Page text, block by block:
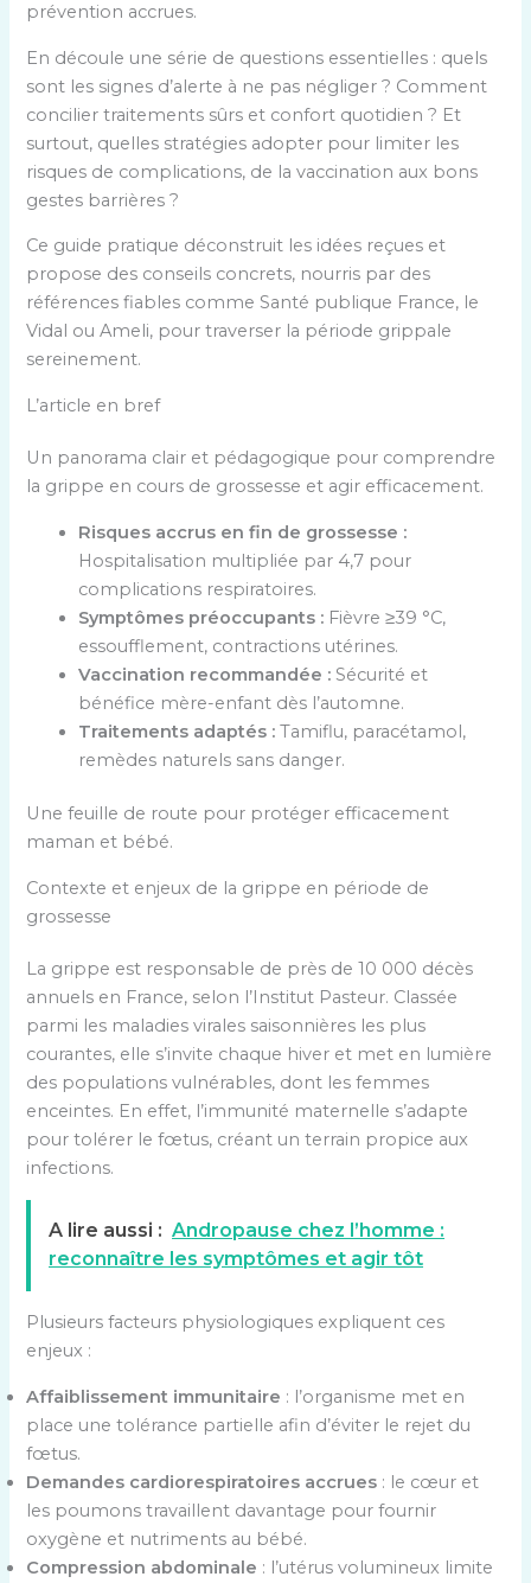
prévention accrues.
En découle une série de questions essentielles : quels
sont les signes d’alerte à ne pas négliger ? Comment
concilier traitements sûrs et confort quotidien ? Et
surtout, quelles stratégies adopter pour limiter les
risques de complications, de la vaccination aux bons
gestes barrières ?
Ce guide pratique déconstruit les idées reçues et
propose des conseils concrets, nourris par des
références fiables comme Santé publique France, le
Vidal ou Ameli, pour traverser la période grippale
sereinement.
L’article en bref
Un panorama clair et pédagogique pour comprendre
la grippe en cours de grossesse et agir efficacement.
Risques accrus en fin de grossesse :
Hospitalisation multipliée par 4,7 pour
complications respiratoires.
Symptômes préoccupants : Fièvre ≥39 °C,
essoufflement, contractions utérines.
Vaccination recommandée : Sécurité et
bénéfice mère-enfant dès l’automne.
Traitements adaptés : Tamiflu, paracétamol,
remèdes naturels sans danger.
Une feuille de route pour protéger efficacement
maman et bébé.
Contexte et enjeux de la grippe en période de
grossesse
La grippe est responsable de près de 10 000 décès
annuels en France, selon l’Institut Pasteur. Classée
parmi les maladies virales saisonnières les plus
courantes, elle s’invite chaque hiver et met en lumière
des populations vulnérables, dont les femmes
enceintes. En effet, l’immunité maternelle s’adapte
pour tolérer le fœtus, créant un terrain propice aux
infections.
A lire aussi : Andropause chez l’homme :
reconnaître les symptômes et agir tôt
Plusieurs facteurs physiologiques expliquent ces
enjeux :
Affaiblissement immunitaire : l’organisme met en
place une tolérance partielle afin d’éviter le rejet du
fœtus.
Demandes cardiorespiratoires accrues : le cœur et
les poumons travaillent davantage pour fournir
oxygène et nutriments au bébé.
Compression abdominale : l’utérus volumineux limite